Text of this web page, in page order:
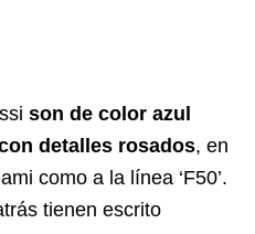
son de color azul
detalles rosados, en
como a la línea ‘F50’.
tienen escrito